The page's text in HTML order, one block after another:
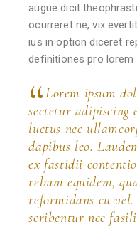
augue dicit
ocurreret ne, vix
ius in option diceret
definitiones pro lorem
Lorem ipsum
sectetur
luctus nec
dapibus leo.
ex fastidii
rebum equidem,
reformidans cu vel.
scribentur nec